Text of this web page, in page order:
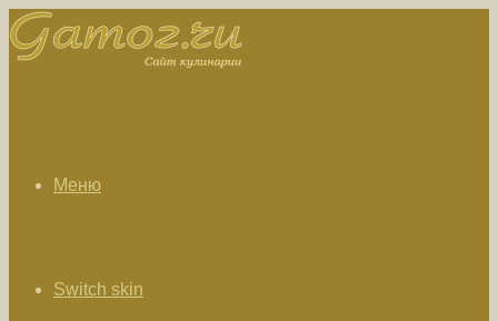
Меню
Switch skin